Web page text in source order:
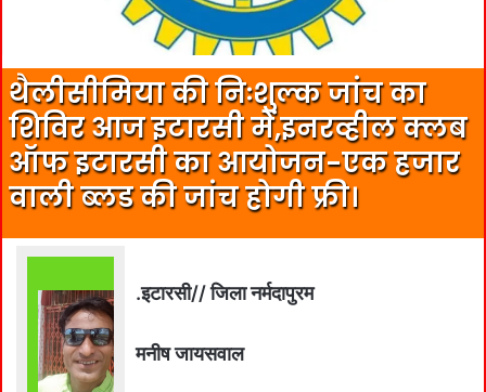
थैलीसीमिया की निःशुल्क जांच का
शिविर आज इटारसी में,इनरव्हील क्लब
ऑफ इटारसी का आयोजन-एक हजार
वाली ब्लड की जांच होगी फ्री।
.इटारसी// जिला नर्मदापुरम
मनीष जायसवाल